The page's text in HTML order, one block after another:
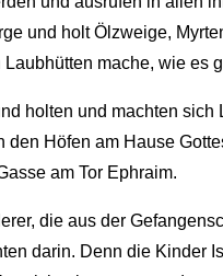
und holt Ölzweige,
mache, wie es
holten und machten sich
den Höfen am Hause
am Tor Ephraim.
die aus der
darin. Denn die Kinder